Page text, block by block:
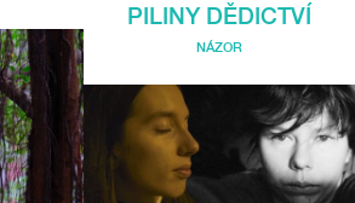
PILINY DĚDICTVÍ
NÁZOR